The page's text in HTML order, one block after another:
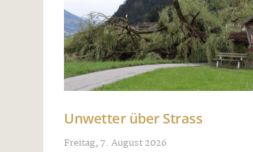
Unwetter über Strass
Freitag, 7. August 2026